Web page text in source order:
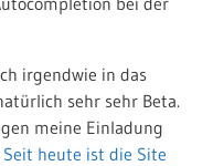
irgendwie in das
sehr sehr Beta.
meine Einladung
Seit heute ist die Site